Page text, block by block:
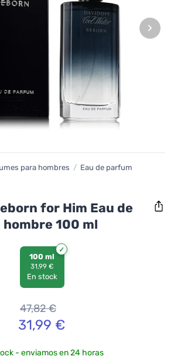
›
para hombres / Eau de parfum
for Him Eau de
100 ml
100 ml
31,99 €
En stock
47,82€
31,99 €
- enviamos en 24 horas